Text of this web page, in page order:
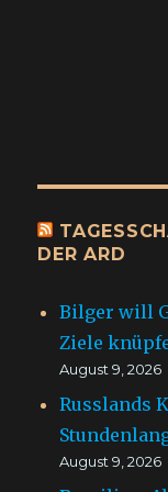
DER ARD
Bilger will
Ziele
August 9, 2026
Russlands
August 9, 2026